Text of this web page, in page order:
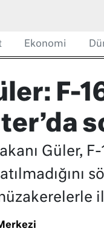
Ekonomi
F-
Güler,